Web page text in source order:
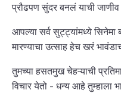
प्रौढपण सुंदर बनलं याची
आपल्या सर्व सुट्ट्यांमध्ये सिनेमा
मारण्याचा उत्साह हेच खरं
तुमच्या हसतमुख चेहऱ्याची
विचार येतो - धन्य आहे तुम्हाला